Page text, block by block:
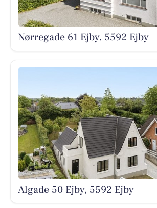
Nørregade 61 Ejby, 5592 Ejby
Algade 50 Ejby, 5592 Ejby